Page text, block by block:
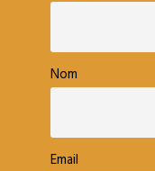
Nom
Email